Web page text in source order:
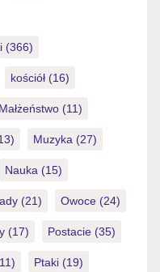
(366)
kościół (16)
Małżeństwo (11)
Muzyka (27)
Nauka (15)
(21) Owoce (24)
(17) Postacie (35)
Ptaki (19)